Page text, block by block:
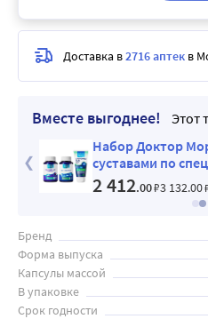
Вместе выгоднее!
Этот
Набор Доктор
суставами по
2 412.00₽3 132.00
Бренд
Форма выпуска
Капсулы массой
В упаковке
Срок годности
Доставка в2716 аптек в